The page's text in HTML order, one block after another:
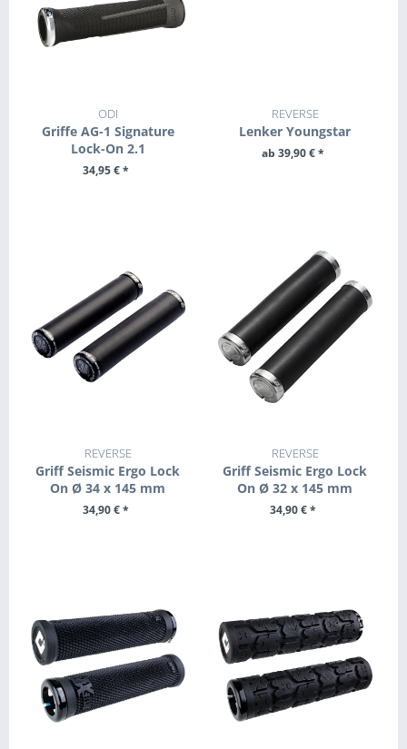
ODI
Griffe AG-1 Signature
Lock-On 2.1
34,95 € *
REVERSE
Lenker Youngstar
ab 39,90 € *
REVERSE
Griff Seismic Ergo Lock
On Ø 34 x 145 mm
34,90 € *
REVERSE
Griff Seismic Ergo Lock
On Ø 32 x 145 mm
34,90 € *